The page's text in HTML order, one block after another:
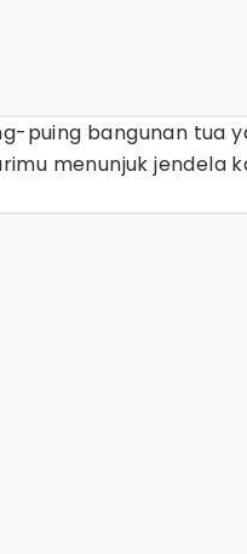
puing bangunan tua
menunjuk jendela